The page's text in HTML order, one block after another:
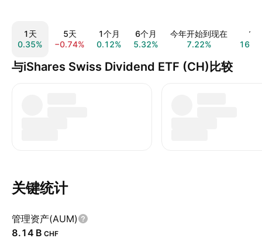
1天
0.35%
5天
−0.74%
1个月
0.12%
6个月
5.32%
今年开始到现在
7.22%
1年
与iShares Swiss Dividend ETF (CH)比较
关键统计
管理资产(AUM)
‪8.14 B‬ CHF